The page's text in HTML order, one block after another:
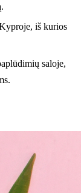
iš kurios
saloje,